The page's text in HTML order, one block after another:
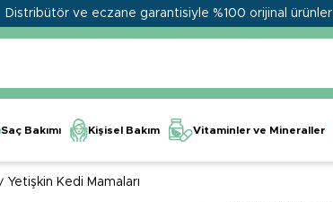
Distribütör ve eczane garantisiyle %100 orijinal ürünler
Saç Bakımı Kişisel Bakım Vitaminler ve Mineraller
Yetişkin Kedi Mamaları